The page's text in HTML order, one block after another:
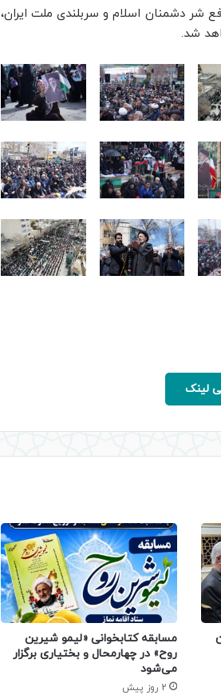
شر دشمنان اسلام و سربلندی ملت ایران،
شد.
لینک
مسابقه کتابخوانی «لیمو شیرین
روح» در چهارمحال و بختیاری برگزار
می‌شود
2 روز پیش